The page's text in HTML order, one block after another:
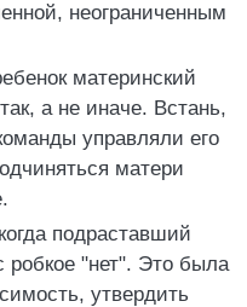
неограниченным
материнский
а не иначе. Встань,
управляли его
матери
подраставший
робкое "нет". Это была
утвердить